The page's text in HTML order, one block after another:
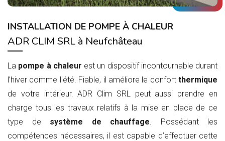
INSTALLATION DE POMPE À CHALEUR
ADR CLIM SRL à Neufchâteau
La pompe à chaleur est un dispositif incontournable durant
l’hiver comme l'été. Fiable, il améliore le confort thermique
de votre intérieur. ADR Clim SRL peut aussi prendre en
charge tous les travaux relatifs à la mise en place de ce
type de système de chauffage. Possédant les
compétences nécessaires, il est capable d’effectuer cette